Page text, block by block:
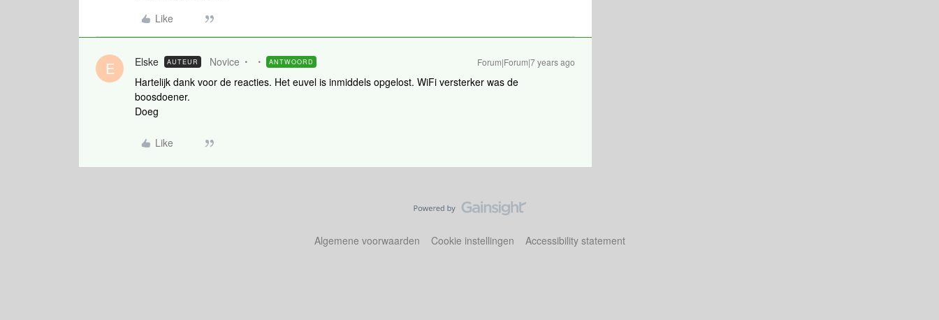
Like
E Elske AUTEUR Novice ANTWOORD Forum|Forum|7 years ago
Hartelijk dank voor de reacties. Het euvel is inmiddels opgelost. WiFi versterker was de
boosdoener.
Doeg
Like
Algemene voorwaarden Cookie instellingen Accessibility statement